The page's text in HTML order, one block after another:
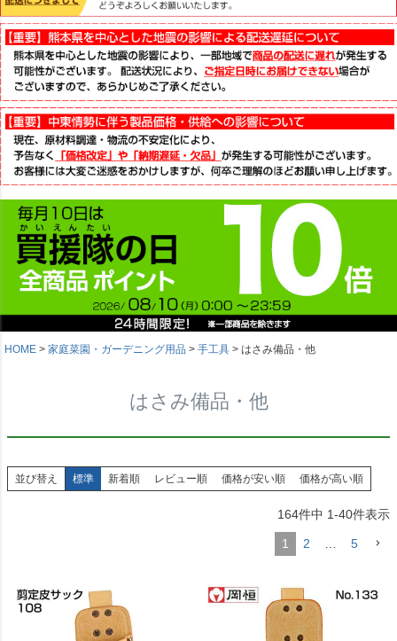
HOME 家庭菜園・ガーデニング用品 手工具 はさみ備品・他
はさみ備品・他
並び替え 標準 新着順 レビュー順 価格が安い順 価格が高い順
164件中 1-40件表示
1 2 … 5